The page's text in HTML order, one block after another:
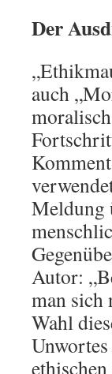
Der
auch
Meldung
Autor:
man sich
Wahl